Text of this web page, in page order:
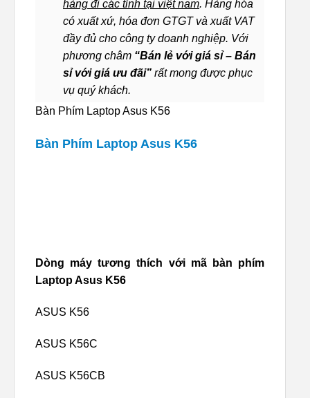
hàng đi các tỉnh tại việt nam. Hàng hóa
có xuất xứ, hóa đơn GTGT và xuất VAT
đầy đủ cho công ty doanh nghiệp. Với
phương châm “Bán lẻ với giá sỉ – Bán
sỉ với giá ưu đãi” rất mong được phục
vụ quý khách.
Bàn Phím Laptop Asus K56
Bàn Phím Laptop Asus K56
Dòng máy tương thích với mã bàn phím
Laptop Asus K56
ASUS K56
ASUS K56C
ASUS K56CB